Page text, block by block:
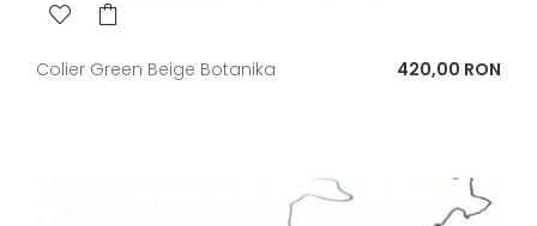
Colier Green Beige Botanika Pret
420,00 RON